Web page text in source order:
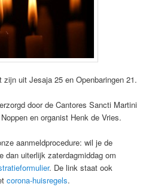
zijn uit Jesaja 25 en Openbaringen 21.
door de Cantores Sancti Martini
en organist Henk de Vries.
aanmeldprocedure: wil je de
dan uiterlijk zaterdagmiddag om
. De link staat ook
corona-huisregels.